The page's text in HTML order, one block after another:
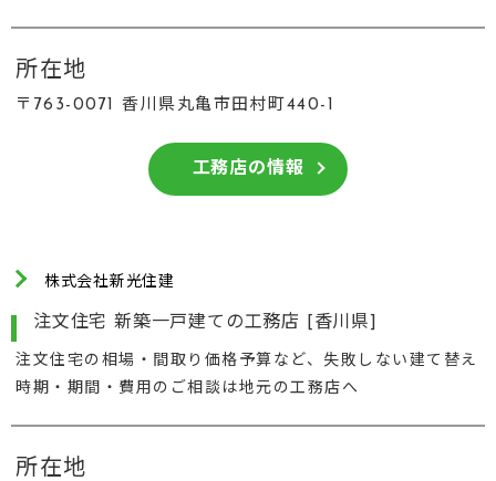
所在地
〒763-0071 香川県丸亀市田村町440-1
工務店の情報
株式会社新光住建
注文住宅 新築一戸建ての工務店 [香川県]
注文住宅の相場・間取り価格予算など、失敗しない建て替え
時期・期間・費用のご相談は地元の工務店へ
所在地